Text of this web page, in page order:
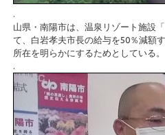
山県・南陽市は、温泉リゾート施設
て、白岩孝夫市長の給与を50％減額
所在を明らかにするためとしている。